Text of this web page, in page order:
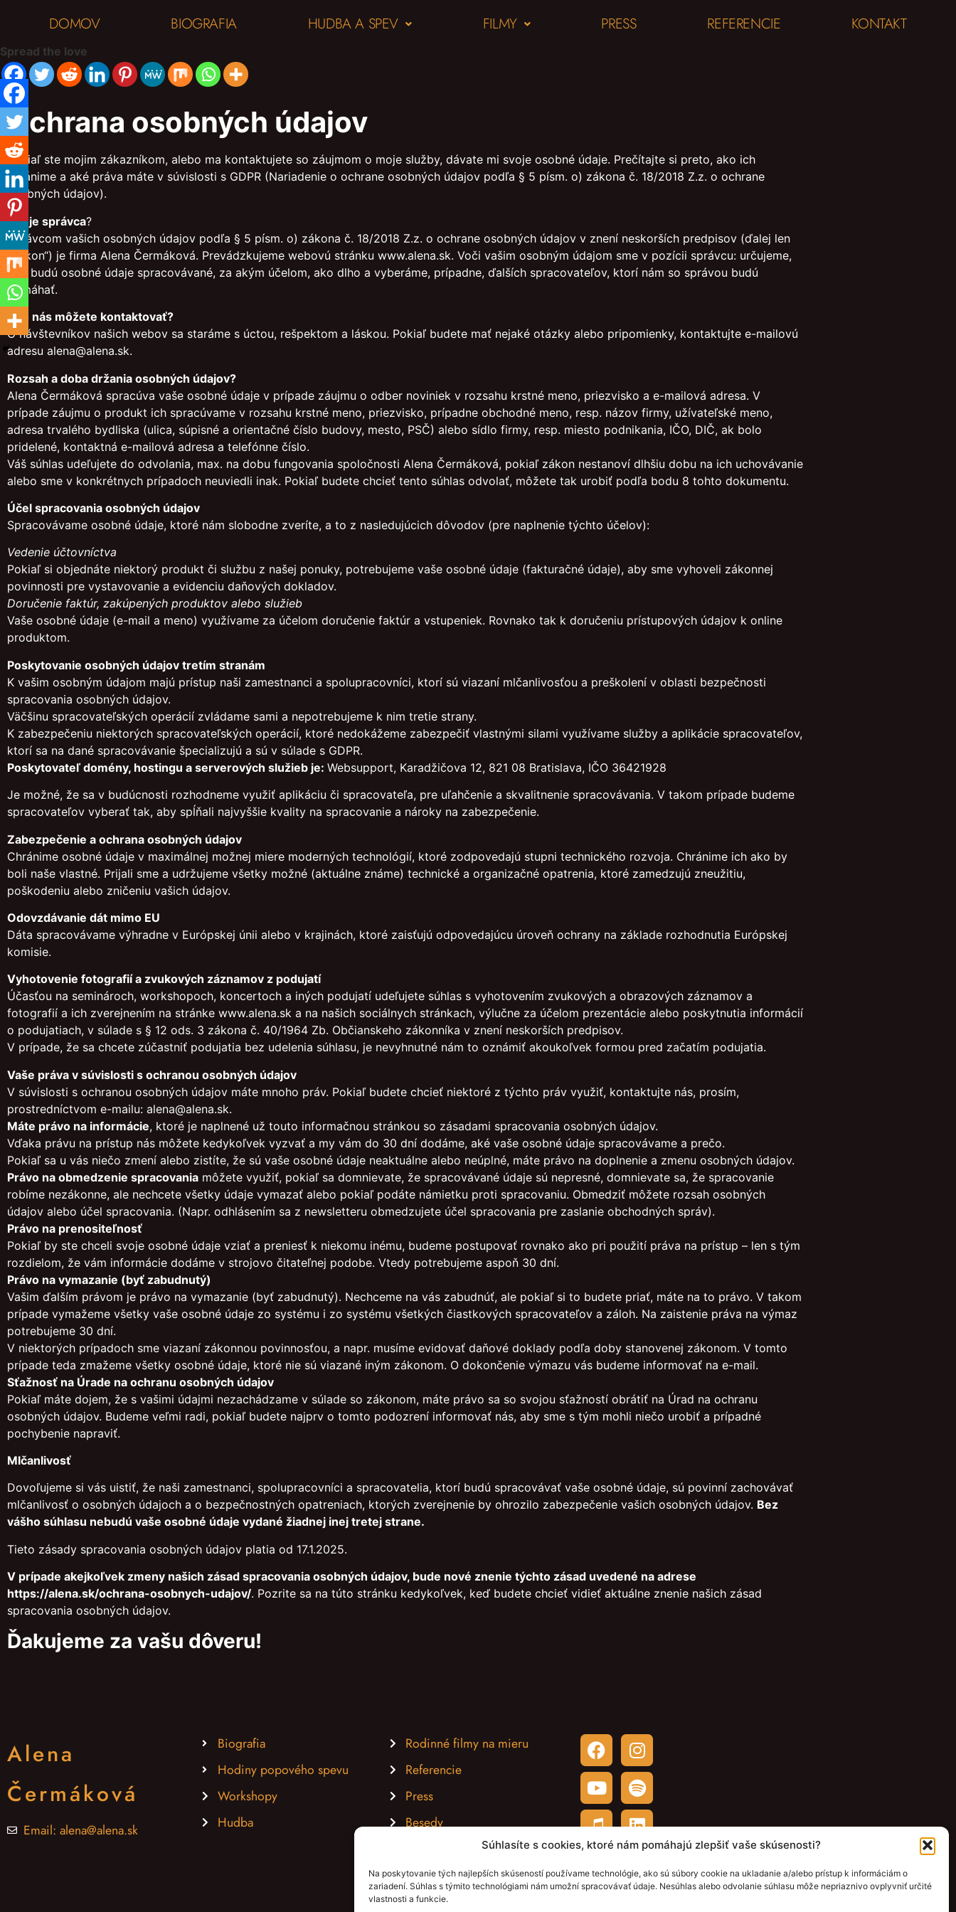
Súhlasíte s cookies, ktoré nám pomáhajú zlepšiť vaše skúsenosti?
Na poskytovanie tých najlepších skúseností používame technológie, ako sú súbory cookie na ukladanie a/alebo prístup k informáciám o
zariadení. Súhlas s týmito technológiami nám umožní spracovávať údaje. Nesúhlas alebo odvolanie súhlasu môže nepriaznivo ovplyvniť určité
vlastnosti a funkcie.
DOMOV BIOGRAFIA HUDBA A SPEV FILMY PRESS REFERENCIE KONTAKT
Spread the love
Ochrana osobných údajov
Pokiaľ ste mojim zákazníkom, alebo ma kontaktujete so záujmom o moje služby, dávate mi svoje osobné údaje. Prečítajte si preto, ako ich
chránime a aké práva máte v súvislosti s GDPR (Nariadenie o ochrane osobných údajov podľa § 5 písm. o) zákona č. 18/2018 Z.z. o ochrane
osobných údajov).
Kto je správca?
Správcom vašich osobných údajov podľa § 5 písm. o) zákona č. 18/2018 Z.z. o ochrane osobných údajov v znení neskorších predpisov (ďalej len
„Zákon“) je firma Alena Čermáková. Prevádzkujeme webovú stránku www.alena.sk. Voči vašim osobným údajom sme v pozícii správcu: určujeme,
ako budú osobné údaje spracovávané, za akým účelom, ako dlho a vyberáme, prípadne, ďalších spracovateľov, ktorí nám so správou budú
pomáhať.
Ako nás môžete kontaktovať?
O návštevníkov našich webov sa staráme s úctou, rešpektom a láskou. Pokiaľ budete mať nejaké otázky alebo pripomienky, kontaktujte e-mailovú
adresu alena@alena.sk.
Rozsah a doba držania osobných údajov?
Alena Čermáková spracúva vaše osobné údaje v prípade záujmu o odber noviniek v rozsahu krstné meno, priezvisko a e-mailová adresa. V
prípade záujmu o produkt ich spracúvame v rozsahu krstné meno, priezvisko, prípadne obchodné meno, resp. názov firmy, užívateľské meno,
adresa trvalého bydliska (ulica, súpisné a orientačné číslo budovy, mesto, PSČ) alebo sídlo firmy, resp. miesto podnikania, IČO, DIČ, ak bolo
pridelené, kontaktná e-mailová adresa a telefónne číslo.
Váš súhlas udeľujete do odvolania, max. na dobu fungovania spoločnosti Alena Čermáková, pokiaľ zákon nestanoví dlhšiu dobu na ich uchovávanie
alebo sme v konkrétnych prípadoch neuviedli inak. Pokiaľ budete chcieť tento súhlas odvolať, môžete tak urobiť podľa bodu 8 tohto dokumentu.
Účel spracovania osobných údajov
Spracovávame osobné údaje, ktoré nám slobodne zveríte, a to z nasledujúcich dôvodov (pre naplnenie týchto účelov):
Vedenie účtovníctva
Pokiaľ si objednáte niektorý produkt či službu z našej ponuky, potrebujeme vaše osobné údaje (fakturačné údaje), aby sme vyhoveli zákonnej
povinnosti pre vystavovanie a evidenciu daňových dokladov.
Doručenie faktúr, zakúpených produktov alebo služieb
Vaše osobné údaje (e-mail a meno) využívame za účelom doručenie faktúr a vstupeniek. Rovnako tak k doručeniu prístupových údajov k online
produktom.
Poskytovanie osobných údajov tretím stranám
K vašim osobným údajom majú prístup naši zamestnanci a spolupracovníci, ktorí sú viazaní mlčanlivosťou a preškolení v oblasti bezpečnosti
spracovania osobných údajov.
Väčšinu spracovateľských operácií zvládame sami a nepotrebujeme k nim tretie strany.
K zabezpečeniu niektorých spracovateľských operácií, ktoré nedokážeme zabezpečiť vlastnými silami využívame služby a aplikácie spracovateľov,
ktorí sa na dané spracovávanie špecializujú a sú v súlade s GDPR.
Poskytovateľ domény, hostingu a serverových služieb je: Websupport, Karadžičova 12, 821 08 Bratislava, IČO 36421928
Je možné, že sa v budúcnosti rozhodneme využiť aplikáciu či spracovateľa, pre uľahčenie a skvalitnenie spracovávania. V takom prípade budeme
spracovateľov vyberať tak, aby spĺňali najvyššie kvality na spracovanie a nároky na zabezpečenie.
Zabezpečenie a ochrana osobných údajov
Chránime osobné údaje v maximálnej možnej miere moderných technológií, ktoré zodpovedajú stupni technického rozvoja. Chránime ich ako by
boli naše vlastné. Prijali sme a udržujeme všetky možné (aktuálne známe) technické a organizačné opatrenia, ktoré zamedzujú zneužitiu,
poškodeniu alebo zničeniu vašich údajov.
Odovzdávanie dát mimo EU
Dáta spracovávame výhradne v Európskej únii alebo v krajinách, ktoré zaisťujú odpovedajúcu úroveň ochrany na základe rozhodnutia Európskej
komisie.
Vyhotovenie fotografií a zvukových záznamov z podujatí
Účasťou na seminároch, workshopoch, koncertoch a iných podujatí udeľujete súhlas s vyhotovením zvukových a obrazových záznamov a
fotografií a ich zverejnením na stránke www.alena.sk a na našich sociálnych stránkach, výlučne za účelom prezentácie alebo poskytnutia informácií
o podujatiach, v súlade s § 12 ods. 3 zákona č. 40/1964 Zb. Občianskeho zákonníka v znení neskorších predpisov.
V prípade, že sa chcete zúčastniť podujatia bez udelenia súhlasu, je nevyhnutné nám to oznámiť akoukoľvek formou pred začatím podujatia.
Vaše práva v súvislosti s ochranou osobných údajov
V súvislosti s ochranou osobných údajov máte mnoho práv. Pokiaľ budete chcieť niektoré z týchto práv využiť, kontaktujte nás, prosím,
prostredníctvom e-mailu: alena@alena.sk.
Máte právo na informácie, ktoré je naplnené už touto informačnou stránkou so zásadami spracovania osobných údajov.
Vďaka právu na prístup nás môžete kedykoľvek vyzvať a my vám do 30 dní dodáme, aké vaše osobné údaje spracovávame a prečo.
Pokiaľ sa u vás niečo zmení alebo zistíte, že sú vaše osobné údaje neaktuálne alebo neúplné, máte právo na doplnenie a zmenu osobných údajov.
Právo na obmedzenie spracovania môžete využiť, pokiaľ sa domnievate, že spracovávané údaje sú nepresné, domnievate sa, že spracovanie
robíme nezákonne, ale nechcete všetky údaje vymazať alebo pokiaľ podáte námietku proti spracovaniu. Obmedziť môžete rozsah osobných
údajov alebo účel spracovania. (Napr. odhlásením sa z newsletteru obmedzujete účel spracovania pre zaslanie obchodných správ).
Právo na prenositeľnosť
Pokiaľ by ste chceli svoje osobné údaje vziať a preniesť k niekomu inému, budeme postupovať rovnako ako pri použití práva na prístup – len s tým
rozdielom, že vám informácie dodáme v strojovo čitateľnej podobe. Vtedy potrebujeme aspoň 30 dní.
Právo na vymazanie (byť zabudnutý)
Vašim ďalším právom je právo na vymazanie (byť zabudnutý). Nechceme na vás zabudnúť, ale pokiaľ si to budete priať, máte na to právo. V takom
prípade vymažeme všetky vaše osobné údaje zo systému i zo systému všetkých čiastkových spracovateľov a záloh. Na zaistenie práva na výmaz
potrebujeme 30 dní.
V niektorých prípadoch sme viazaní zákonnou povinnosťou, a napr. musíme evidovať daňové doklady podľa doby stanovenej zákonom. V tomto
prípade teda zmažeme všetky osobné údaje, ktoré nie sú viazané iným zákonom. O dokončenie výmazu vás budeme informovať na e-mail.
Sťažnosť na Úrade na ochranu osobných údajov
Pokiaľ máte dojem, že s vašimi údajmi nezachádzame v súlade so zákonom, máte právo sa so svojou sťažností obrátiť na Úrad na ochranu
osobných údajov. Budeme veľmi radi, pokiaľ budete najprv o tomto podozrení informovať nás, aby sme s tým mohli niečo urobiť a prípadné
pochybenie napraviť.
Mlčanlivosť
Dovoľujeme si vás uistiť, že naši zamestnanci, spolupracovníci a spracovatelia, ktorí budú spracovávať vaše osobné údaje, sú povinní zachovávať
mlčanlivosť o osobných údajoch a o bezpečnostných opatreniach, ktorých zverejnenie by ohrozilo zabezpečenie vašich osobných údajov. Bez
vášho súhlasu nebudú vaše osobné údaje vydané žiadnej inej tretej strane.
Tieto zásady spracovania osobných údajov platia od 17.1.2025.
V prípade akejkoľvek zmeny našich zásad spracovania osobných údajov, bude nové znenie týchto zásad uvedené na adrese
https://alena.sk/ochrana-osobnych-udajov/. Pozrite sa na túto stránku kedykoľvek, keď budete chcieť vidieť aktuálne znenie našich zásad
spracovania osobných údajov.
Ďakujeme za vašu dôveru!
Alena
Čermáková
Email: alena@alena.sk
Biografia
Hodiny popového spevu
Workshopy
Hudba
Rodinné filmy na mieru
Referencie
Press
Besedy